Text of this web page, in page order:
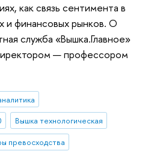
как связь сентимента в
и финансовых рынков. О
служба «Вышка.Главное»
— профессором
Вышка технологическая
превосходства